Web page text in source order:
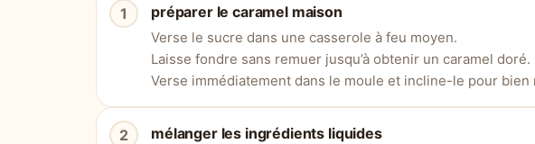
préparer le caramel maison
Verse le sucre dans une casserole à feu moyen.
Laisse fondre sans remuer jusqu’à obtenir un caramel doré.
Verse immédiatement dans le moule et incline-le pour bien
mélanger les ingrédients liquides